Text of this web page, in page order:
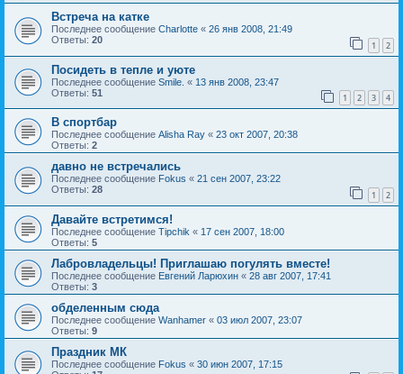
Встреча на катке
Последнее сообщение Charlotte « 26 янв 2008, 21:49
Ответы: 20 1 2
Посидеть в тепле и уюте
Последнее сообщение Smile. « 13 янв 2008, 23:47
Ответы: 51 1 2 3 4
В спортбар
Последнее сообщение Alisha Ray « 23 окт 2007, 20:38
Ответы: 2
давно не встречались
Последнее сообщение Fokus « 21 сен 2007, 23:22
Ответы: 28 1 2
Давайте встретимся!
Последнее сообщение Tipchik « 17 сен 2007, 18:00
Ответы: 5
Лабровладельцы! Приглашаю погулять вместе!
Последнее сообщение Евгений Ларюхин « 28 авг 2007, 17:41
Ответы: 3
обделенным сюда
Последнее сообщение Wanhamer « 03 июл 2007, 23:07
Ответы: 9
Праздник МК
Последнее сообщение Fokus « 30 июн 2007, 17:15